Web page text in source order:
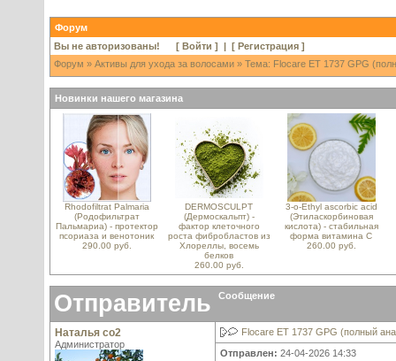
Форум
Вы не авторизованы! [ Войти ] | [ Регистрация ]
Форум » Активы для ухода за волосами » Тема: Flocare ET 1737 GPG
Новинки нашего магазина
Rhodofiltrat Palmaria
(Родофильтрат
Пальмариа) - протектор
псориаза и венотоник
290.00 руб.
DERMOSCULPT
(Дермоскальпт) -
фактор клеточного
роста фибробластов из
Хлореллы, восемь
белков
260.00 руб.
3-o-Ethyl ascorbic acid
(Этиласкорбиновая
кислота) - стабильная
форма витамина С
260.00 руб.
Отправитель Сообщение
Наталья со2
Администратор
Flocare ET 1737 GPG (полный
Отправлен: 24-04-2026 14:33